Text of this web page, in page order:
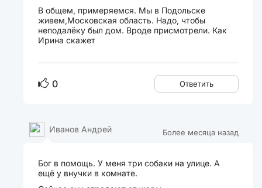
В общем, примеряемся. Мы в Подольске
живем,Московская область. Надо, чтобы
неподалёку был дом. Вроде присмотрели. Как
Ирина скажет
0 Ответить
Более месяца назад
Иванов Андрей
Бог в помощь. У меня три собаки на улице. А
ещё у внучки в комнате.